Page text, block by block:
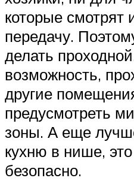
которые смотрят
передачу.
делать
возможность,
другие
предусмотреть
зоны. А еще
кухню в нише,
безопасно.